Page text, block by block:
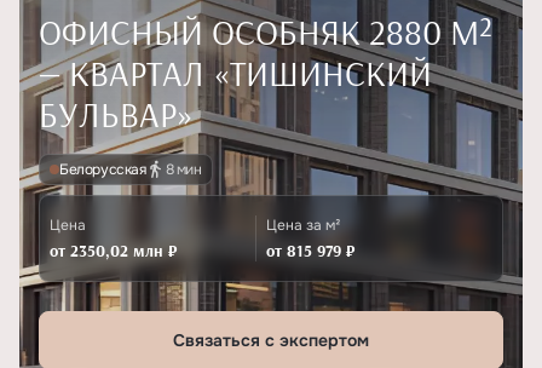
ОФИСНЫЙ ОСОБНЯК 2880 М²
— КВАРТАЛ «ТИШИНСКИЙ
БУЛЬВАР»
Белорусская 8 мин
Цена
от 2350,02 млн ₽
Цена за м²
от 815 979 ₽
Связаться с экспертом